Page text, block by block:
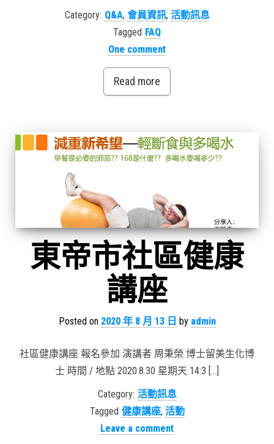
Category: Q&A, 會員資訊, 活動訊息
Tagged FAQ
One comment
Read more
東帝市社區健康
講座
Posted on 2020 年 8 月 13 日 by admin
社區健康講座 報名參加 演講者 周秉榮 博士留美生化博
士 時間 / 地點 2020.8.30 星期天 14:3 […]
Category: 活動訊息
Tagged 健康講座, 活動
Leave a comment